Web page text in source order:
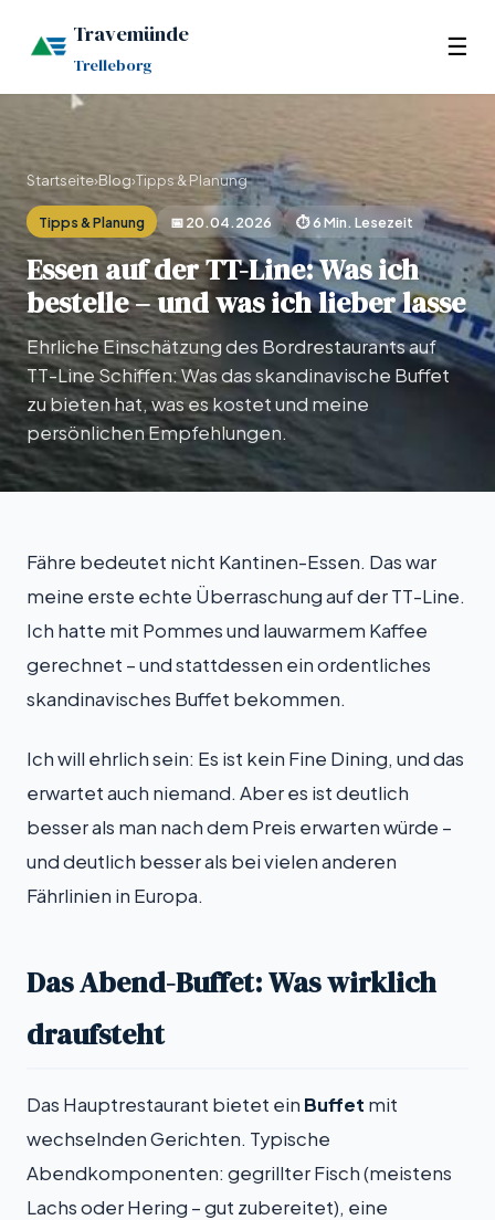
Travemünde
Trelleborg
☰
Startseite›Blog›Tipps & Planung
Tipps & Planung 📅 20.04.2026 ⏱ 6 Min. Lesezeit
Essen auf der TT-Line: Was ich
bestelle – und was ich lieber lasse
Ehrliche Einschätzung des Bordrestaurants auf
TT-Line Schiffen: Was das skandinavische Buffet
zu bieten hat, was es kostet und meine
persönlichen Empfehlungen.
Fähre bedeutet nicht Kantinen-Essen. Das war
meine erste echte Überraschung auf der TT-Line.
Ich hatte mit Pommes und lauwarmem Kaffee
gerechnet – und stattdessen ein ordentliches
skandinavisches Buffet bekommen.
Ich will ehrlich sein: Es ist kein Fine Dining, und das
erwartet auch niemand. Aber es ist deutlich
besser als man nach dem Preis erwarten würde –
und deutlich besser als bei vielen anderen
Fährlinien in Europa.
Das Abend-Buffet: Was wirklich
draufsteht
Das Hauptrestaurant bietet ein Buffet mit
wechselnden Gerichten. Typische
Abendkomponenten: gegrillter Fisch (meistens
Lachs oder Hering – gut zubereitet), eine